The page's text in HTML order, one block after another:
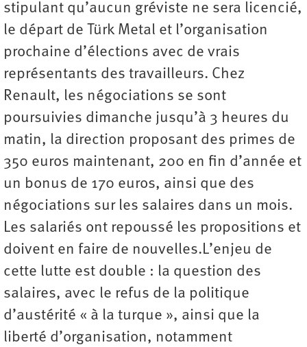
stipulant qu’aucun gréviste ne sera licencié,
le départ de Türk Metal et l’organisation
prochaine d’élections avec de vrais
représentants des travailleurs. Chez
Renault, les négociations se sont
poursuivies dimanche jusqu’à 3 heures du
matin, la direction proposant des primes de
350 euros maintenant, 200 en fin d’année et
un bonus de 170 euros, ainsi que des
négociations sur les salaires dans un mois.
Les salariés ont repoussé les propositions et
doivent en faire de nouvelles.L’enjeu de
cette lutte est double : la question des
salaires, avec le refus de la politique
d’austérité « à la turque », ainsi que la
liberté d’organisation, notamment